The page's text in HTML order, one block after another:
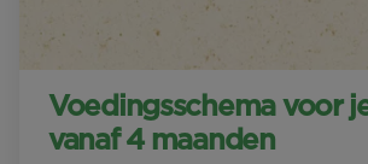
Voedingsschema voor
vanaf 4 maanden